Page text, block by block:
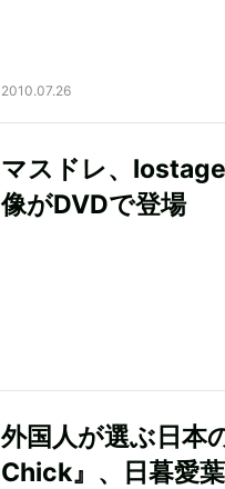
2010.07.26
マスドレ、
像がDVDで登場
外国人が選ぶ日本
Chick』、日暮愛